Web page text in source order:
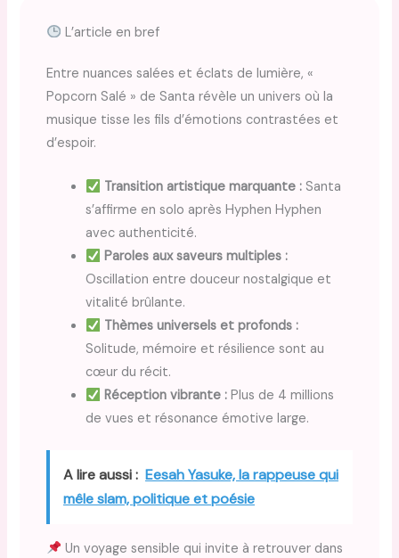
L’article en bref
Entre nuances salées et éclats de lumière, «
Popcorn Salé » de Santa révèle un univers où la
musique tisse les fils d’émotions contrastées et
d’espoir.
Transition artistique marquante :Santa
s’affirme en solo après Hyphen Hyphen
avec authenticité.
Paroles aux saveurs multiples :
Oscillation entre douceur nostalgique et
vitalité brûlante.
Thèmes universels et profonds :
Solitude, mémoire et résilience sont au
cœur du récit.
Réception vibrante :Plus de 4 millions
de vues et résonance émotive large.
A lire aussi : Eesah Yasuke, la rappeuse qui
mêle slam, politique et poésie
Un voyage sensible qui invite à retrouver dans